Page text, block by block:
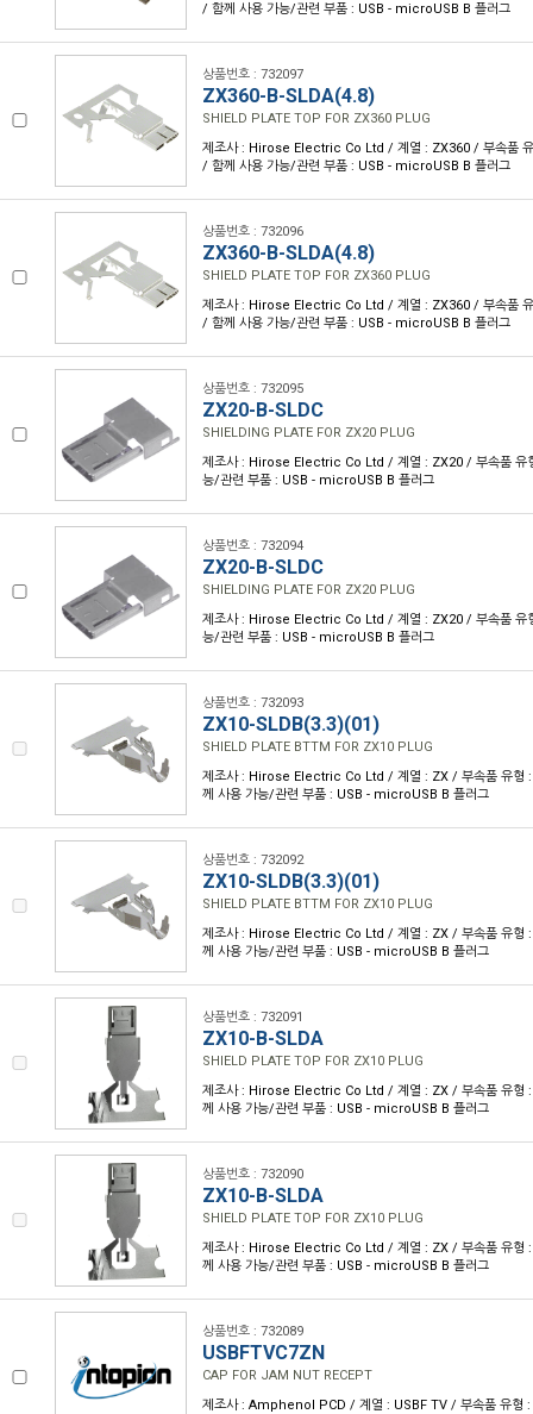
/ 함께 사용 가능/관련 부품 : USB - microUSB B 플러그
상품번호 : 732097
ZX360-B-SLDA(4.8)
SHIELD PLATE TOP FOR ZX360 PLUG
제조사 : Hirose Electric Co Ltd / 계열 : ZX360 / 부속품 유
/ 함께 사용 가능/관련 부품 : USB - microUSB B 플러그
상품번호 : 732096
ZX360-B-SLDA(4.8)
SHIELD PLATE TOP FOR ZX360 PLUG
제조사 : Hirose Electric Co Ltd / 계열 : ZX360 / 부속품 유
/ 함께 사용 가능/관련 부품 : USB - microUSB B 플러그
상품번호 : 732095
ZX20-B-SLDC
SHIELDING PLATE FOR ZX20 PLUG
제조사 : Hirose Electric Co Ltd / 계열 : ZX20 / 부속품 유
능/관련 부품 : USB - microUSB B 플러그
상품번호 : 732094
ZX20-B-SLDC
SHIELDING PLATE FOR ZX20 PLUG
제조사 : Hirose Electric Co Ltd / 계열 : ZX20 / 부속품 유
능/관련 부품 : USB - microUSB B 플러그
상품번호 : 732093
ZX10-SLDB(3.3)(01)
SHIELD PLATE BTTM FOR ZX10 PLUG
제조사 : Hirose Electric Co Ltd / 계열 : ZX / 부속품 유형 :
께 사용 가능/관련 부품 : USB - microUSB B 플러그
상품번호 : 732092
ZX10-SLDB(3.3)(01)
SHIELD PLATE BTTM FOR ZX10 PLUG
제조사 : Hirose Electric Co Ltd / 계열 : ZX / 부속품 유형 :
께 사용 가능/관련 부품 : USB - microUSB B 플러그
상품번호 : 732091
ZX10-B-SLDA
SHIELD PLATE TOP FOR ZX10 PLUG
제조사 : Hirose Electric Co Ltd / 계열 : ZX / 부속품 유형 :
께 사용 가능/관련 부품 : USB - microUSB B 플러그
상품번호 : 732090
ZX10-B-SLDA
SHIELD PLATE TOP FOR ZX10 PLUG
제조사 : Hirose Electric Co Ltd / 계열 : ZX / 부속품 유형 :
께 사용 가능/관련 부품 : USB - microUSB B 플러그
상품번호 : 732089
USBFTVC7ZN
CAP FOR JAM NUT RECEPT
제조사 : Amphenol PCD / 계열 : USBF TV / 부속품 유형 :